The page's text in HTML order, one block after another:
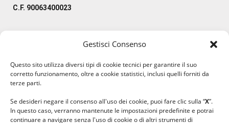
Gestisci Consenso
Questo sito utilizza diversi tipi di cookie tecnici per garantire il suo
corretto funzionamento, oltre a cookie statistici, inclusi quelli forniti da
terze parti.
Se desideri negare il consenso all'uso dei cookie, puoi fare clic sulla “X”.
In questo caso, verranno mantenute le impostazioni predefinite e potrai
continuare a navigare senza l'uso di cookie o di altri strumenti di
C.F. 90063400023
#lanaterapia
#ilcaloredellempatia